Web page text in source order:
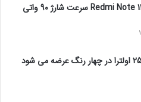
گوشی Redmi Note 14 Pro سرعت شارژ 90 واتی